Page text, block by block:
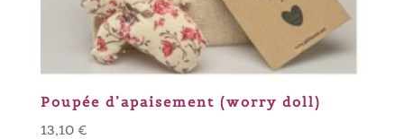
Poupée d’apaisement (worry doll)
13,10 €